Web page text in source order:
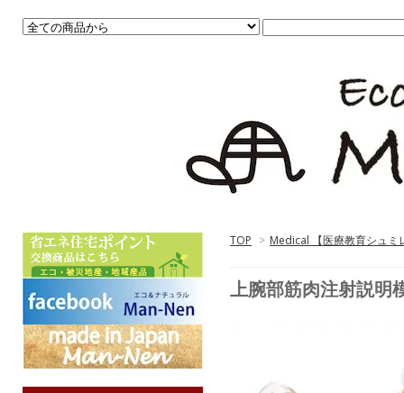
TOP > Medical 【医療教育シュミ
上腕部筋肉注射説明